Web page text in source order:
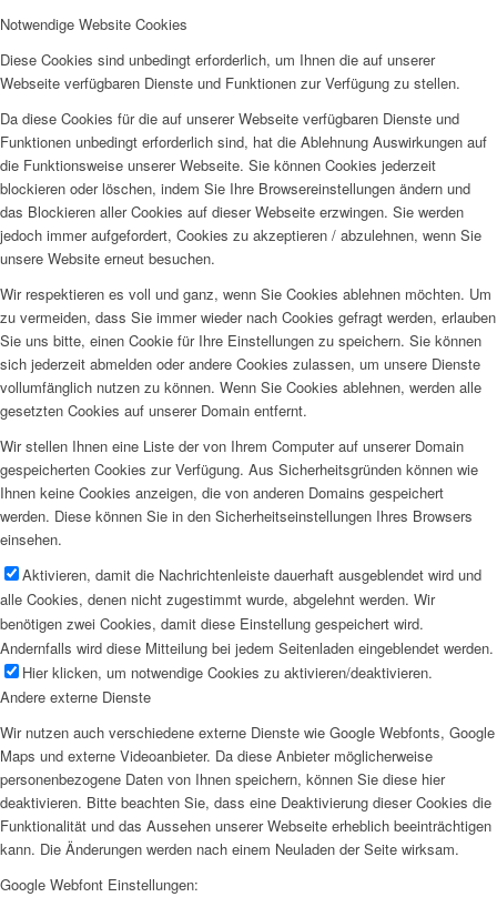
Notwendige Website Cookies
Diese Cookies sind unbedingt erforderlich, um Ihnen die auf unserer
Webseite verfügbaren Dienste und Funktionen zur Verfügung zu stellen.
Da diese Cookies für die auf unserer Webseite verfügbaren Dienste und
Funktionen unbedingt erforderlich sind, hat die Ablehnung Auswirkungen auf
die Funktionsweise unserer Webseite. Sie können Cookies jederzeit
blockieren oder löschen, indem Sie Ihre Browsereinstellungen ändern und
das Blockieren aller Cookies auf dieser Webseite erzwingen. Sie werden
jedoch immer aufgefordert, Cookies zu akzeptieren / abzulehnen, wenn Sie
unsere Website erneut besuchen.
Wir respektieren es voll und ganz, wenn Sie Cookies ablehnen möchten. Um
zu vermeiden, dass Sie immer wieder nach Cookies gefragt werden, erlauben
Sie uns bitte, einen Cookie für Ihre Einstellungen zu speichern. Sie können
sich jederzeit abmelden oder andere Cookies zulassen, um unsere Dienste
vollumfänglich nutzen zu können. Wenn Sie Cookies ablehnen, werden alle
gesetzten Cookies auf unserer Domain entfernt.
Wir stellen Ihnen eine Liste der von Ihrem Computer auf unserer Domain
gespeicherten Cookies zur Verfügung. Aus Sicherheitsgründen können wie
Ihnen keine Cookies anzeigen, die von anderen Domains gespeichert
werden. Diese können Sie in den Sicherheitseinstellungen Ihres Browsers
einsehen.
Aktivieren, damit die Nachrichtenleiste dauerhaft ausgeblendet wird und
alle Cookies, denen nicht zugestimmt wurde, abgelehnt werden. Wir
benötigen zwei Cookies, damit diese Einstellung gespeichert wird.
Andernfalls wird diese Mitteilung bei jedem Seitenladen eingeblendet werden.
Hier klicken, um notwendige Cookies zu aktivieren/deaktivieren.
Andere externe Dienste
Wir nutzen auch verschiedene externe Dienste wie Google Webfonts, Google
Maps und externe Videoanbieter. Da diese Anbieter möglicherweise
personenbezogene Daten von Ihnen speichern, können Sie diese hier
deaktivieren. Bitte beachten Sie, dass eine Deaktivierung dieser Cookies die
Funktionalität und das Aussehen unserer Webseite erheblich beeinträchtigen
kann. Die Änderungen werden nach einem Neuladen der Seite wirksam.
Google Webfont Einstellungen: